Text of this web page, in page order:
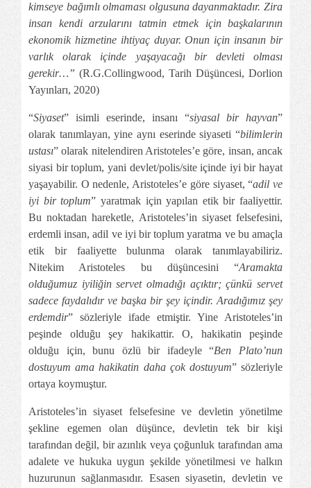
kimseye bağımlı olmaması olgusuna dayanmaktadır. Zira
insan kendi arzularını tatmin etmek için başkalarının
ekonomik hizmetine ihtiyaç duyar. Onun için insanın bir
varlık olarak içinde yaşayacağı bir devleti olması
gerekir…” (R.G.Collingwood, Tarih Düşüncesi, Dorlion
Yayınları, 2020)
“Siyaset” isimli eserinde, insanı “siyasal bir hayvan”
olarak tanımlayan, yine aynı eserinde siyaseti “bilimlerin
ustası” olarak nitelendiren Aristoteles’e göre, insan, ancak
siyasi bir toplum, yani devlet/polis/site içinde iyi bir hayat
yaşayabilir. O nedenle, Aristoteles’e göre siyaset, “adil ve
iyi bir toplum” yaratmak için yapılan etik bir faaliyettir.
Bu noktadan hareketle, Aristoteles’in siyaset felsefesini,
erdemli insan, adil ve iyi bir toplum yaratma ve bu amaçla
etik bir faaliyette bulunma olarak tanımlayabiliriz.
Nitekim Aristoteles bu düşüncesini “Aramakta
olduğumuz iyiliğin servet olmadığı açıktır; çünkü servet
sadece faydalıdır ve başka bir şey içindir. Aradığımız şey
erdemdir” sözleriyle ifade etmiştir. Yine Aristoteles’in
peşinde olduğu şey hakikattir. O, hakikatin peşinde
olduğu için, bunu özlü bir ifadeyle “Ben Plato’nun
dostuyum ama hakikatin daha çok dostuyum” sözleriyle
ortaya koymuştur.
Aristoteles’in siyaset felsefesine ve devletin yönetilme
şekline egemen olan düşünce, devletin tek bir kişi
tarafından değil, bir azınlık veya çoğunluk tarafından ama
adalete ve hukuka uygun şekilde yönetilmesi ve halkın
huzurunun sağlanmasıdır. Esasen siyasetin, devletin ve